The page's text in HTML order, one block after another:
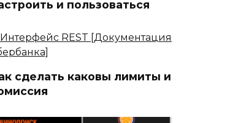
и пользоваться
сделать каковы лимиты и